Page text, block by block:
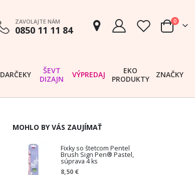
ZAVOLAJTE NÁM
0850 11 11 84 Cart
0
DARČEKY
ŠEVT
DIZAJN
VÝPREDAJ
EKO
PRODUKTY
ZNAČKY
MOHLO BY VÁS ZAUJÍMAŤ
Fixky so štetcom Pentel
Brush Sign Pen® Pastel,
súprava 4 ks
8,50 €